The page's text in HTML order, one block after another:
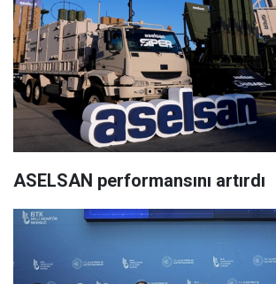
ASELSAN performansını artırdı